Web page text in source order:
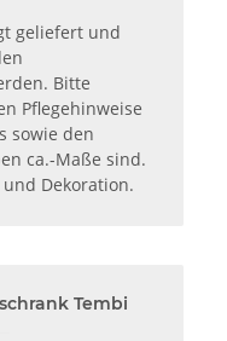
geliefert und
Bitte
Pflegehinweise
sowie den
ca.-Maße sind.
Dekoration.
Tembi